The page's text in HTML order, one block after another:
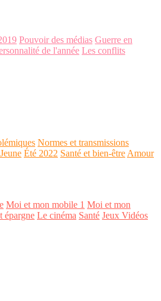
Pouvoir des médias Guerre en
de l'année Les conflits
Normes et transmissions
Été 2022 Santé et bien-être Amour
Moi et mon mobile 1 Moi et mon
épargne Le cinéma Santé Jeux Vidéos